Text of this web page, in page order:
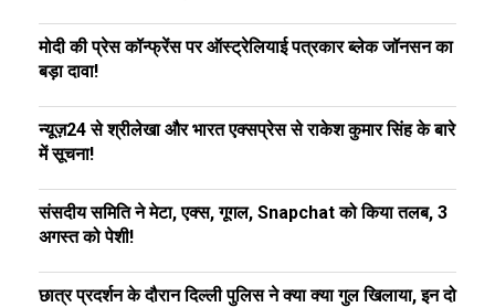
मोदी की प्रेस कॉन्फ्रेंस पर ऑस्ट्रेलियाई पत्रकार ब्लेक जॉनसन का
बड़ा दावा!
न्यूज़24 से श्रीलेखा और भारत एक्सप्रेस से राकेश कुमार सिंह के बारे
में सूचना!
संसदीय समिति ने मेटा, एक्स, गूगल, Snapchat को किया तलब, 3
अगस्त को पेशी!
छात्र प्रदर्शन के दौरान दिल्ली पुलिस ने क्या क्या गुल खिलाया, इन दो